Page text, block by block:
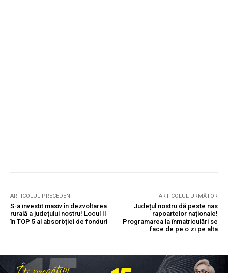
ARTICOLUL PRECEDENT
S-a investit masiv în dezvoltarea
rurală a județului nostru! Locul II
în TOP 5 al absorbției de fonduri
ARTICOLUL URMĂTOR
Județul nostru dă peste nas
rapoartelor naționale!
Programarea la înmatriculări se
face de pe o zi pe alta